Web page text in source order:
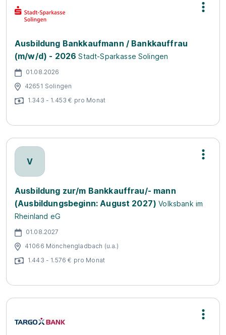
Ausbildung Bankkaufmann / Bankkauffrau
(m/w/d) - 2026 Stadt-Sparkasse Solingen
01.08.2026
42651 Solingen
1.343 - 1.453 € pro Monat
V
Ausbildung zur/m Bankkauffrau/- mann
(Ausbildungsbeginn: August 2027) Volksbank im
Rheinland eG
01.08.2027
41066 Mönchengladbach (u.a.)
1.443 - 1.576 € pro Monat